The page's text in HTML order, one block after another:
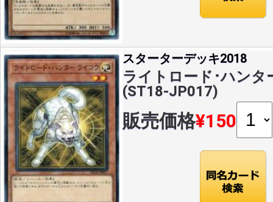
スターターデッキ2018
ライトロード･ハンタ
(ST18-JP017)
販売価格¥150